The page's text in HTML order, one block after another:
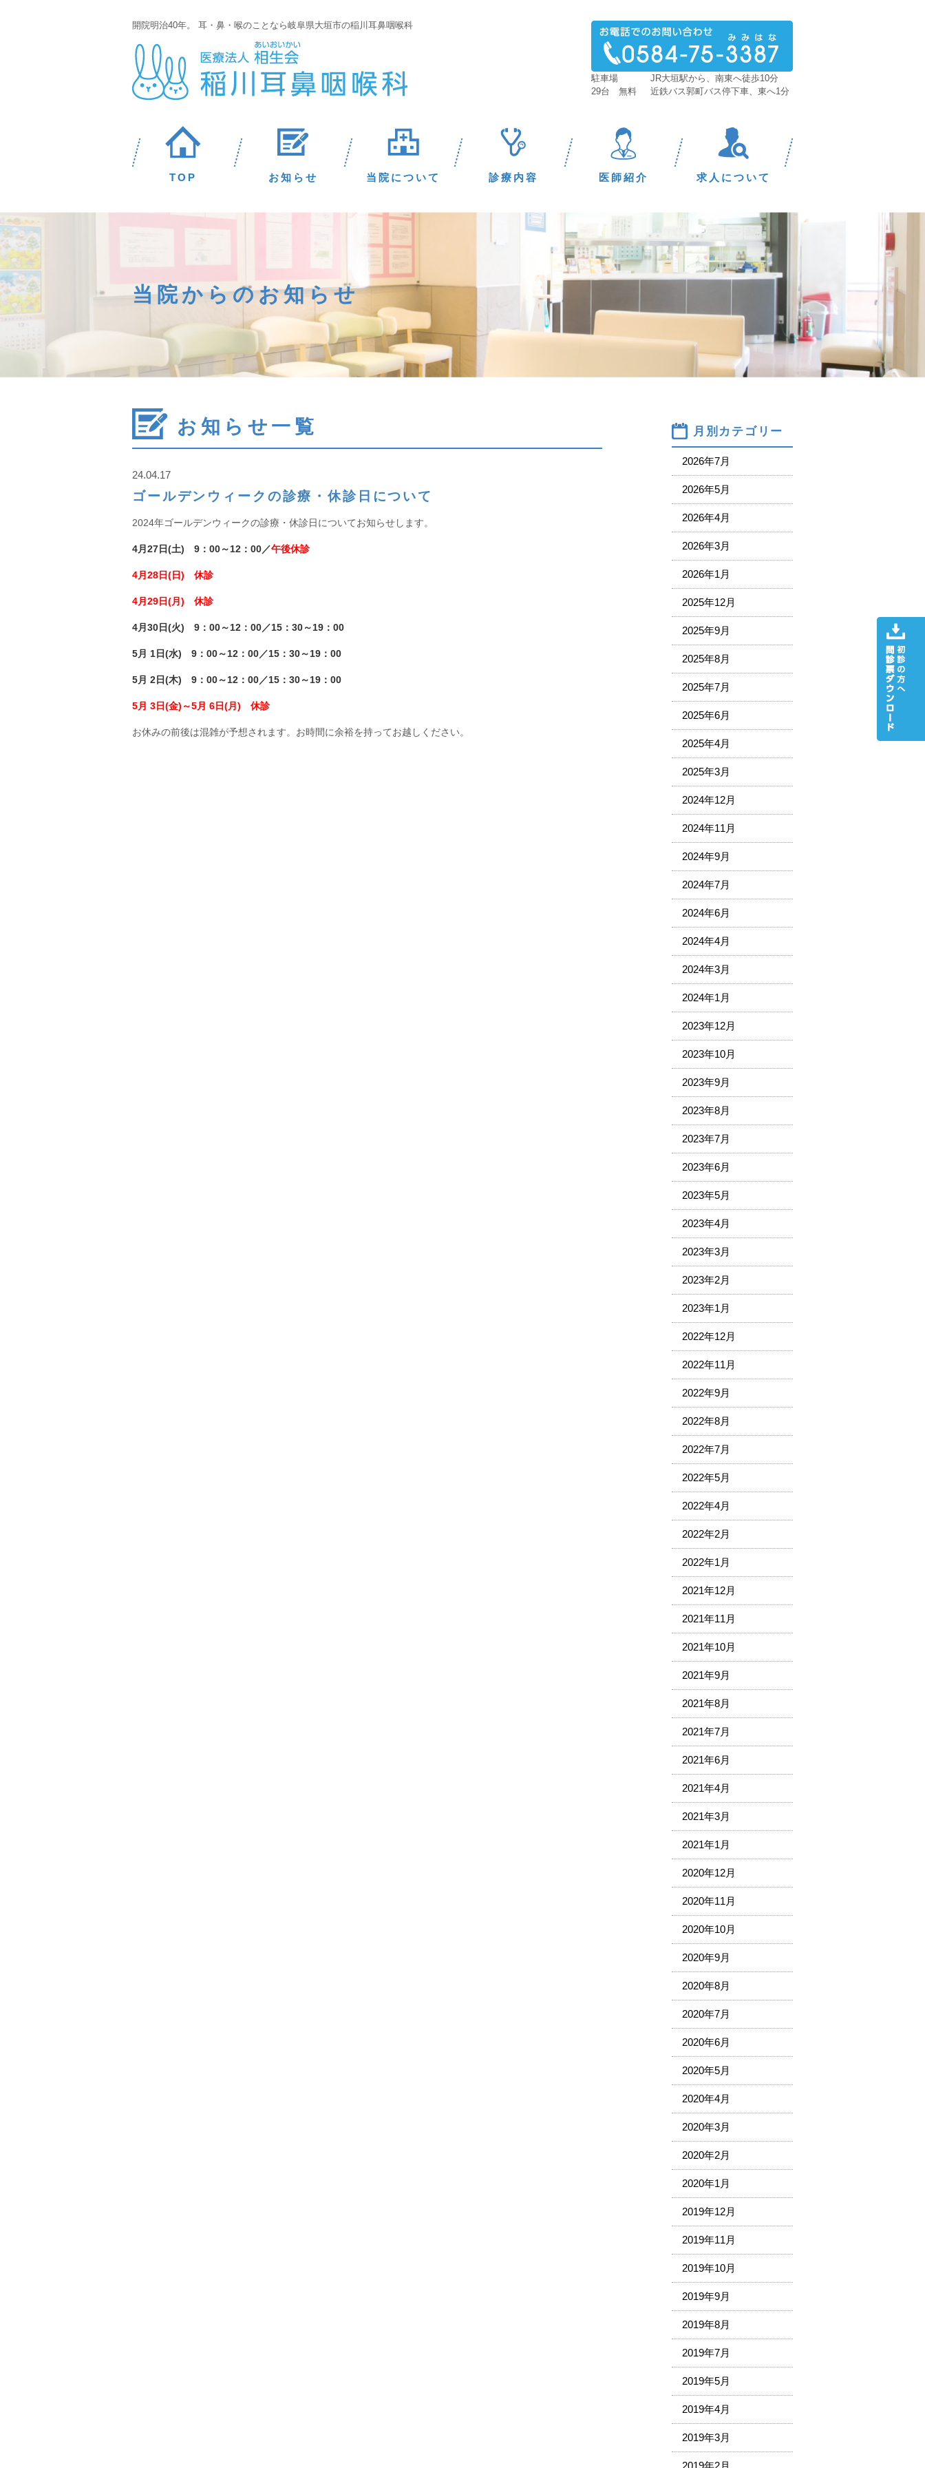
開院明治40年。 耳・鼻・喉のことなら岐阜県大垣市の稲川耳鼻咽喉科
駐車場
29台 無料
JR大垣駅から、南東へ徒歩10分
近鉄バス郭町バス停下車、東へ1分
TOP お知らせ 当院について 診療内容 医師紹介 求人について
当院からのお知らせ
お知らせ一覧
24.04.17
ゴールデンウィークの診療・休診日について
2024年ゴールデンウィークの診療・休診日についてお知らせします。
4月27日(土) 9：00～12：00／午後休診
4月28日(日) 休診
4月29日(月) 休診
4月30日(火) 9：00～12：00／15：30～19：00
5月 1日(水) 9：00～12：00／15：30～19：00
5月 2日(木) 9：00～12：00／15：30～19：00
5月 3日(金)～5月 6日(月) 休診
お休みの前後は混雑が予想されます。お時間に余裕を持ってお越しください。
月別カテゴリー
2026年7月
2026年5月
2026年4月
2026年3月
2026年1月
2025年12月
2025年9月
2025年8月
2025年7月
2025年6月
2025年4月
2025年3月
2024年12月
2024年11月
2024年9月
2024年7月
2024年6月
2024年4月
2024年3月
2024年1月
2023年12月
2023年10月
2023年9月
2023年8月
2023年7月
2023年6月
2023年5月
2023年4月
2023年3月
2023年2月
2023年1月
2022年12月
2022年11月
2022年9月
2022年8月
2022年7月
2022年5月
2022年4月
2022年2月
2022年1月
2021年12月
2021年11月
2021年10月
2021年9月
2021年8月
2021年7月
2021年6月
2021年4月
2021年3月
2021年1月
2020年12月
2020年11月
2020年10月
2020年9月
2020年8月
2020年7月
2020年6月
2020年5月
2020年4月
2020年3月
2020年2月
2020年1月
2019年12月
2019年11月
2019年10月
2019年9月
2019年8月
2019年7月
2019年5月
2019年4月
2019年3月
2019年2月